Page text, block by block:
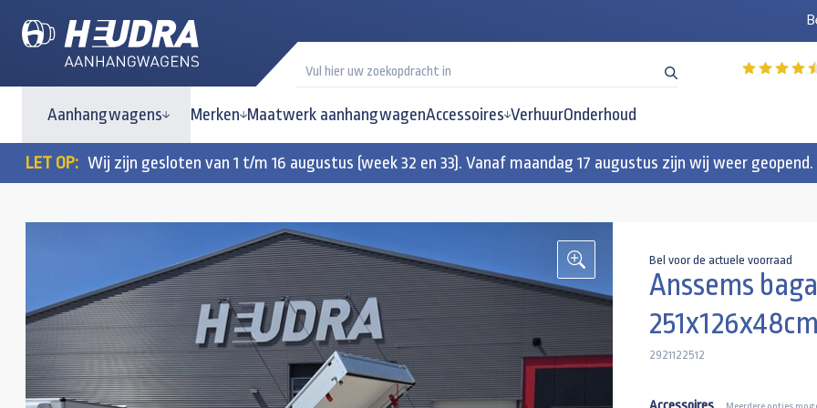
Aanhangwagens Merken Maatwerk aanhangwagenAccessoires VerhuurOnderhoud
LET OP: Wij zijn gesloten van 1 t/m 16 augustus (week 32 en 33). Vanaf maandag 17 augustus zijn wij weer geopend.
Bel voor de actuele voorraad
Anssems
251x126x48cm
2921122512